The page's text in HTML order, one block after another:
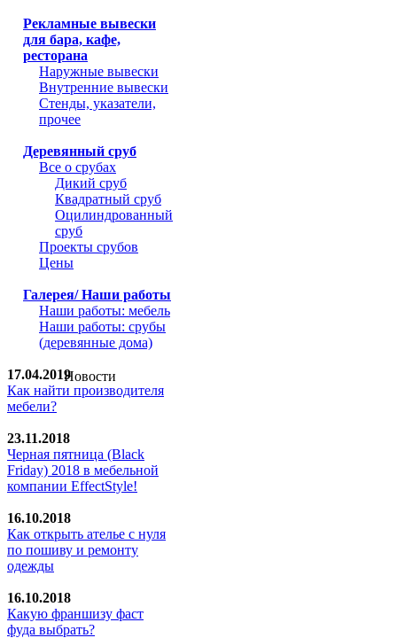
Рекламные вывески
для бара, кафе,
ресторана
Наружные вывески
Внутренние вывески
Стенды, указатели,
прочее
Деревянный сруб
Все о срубах
Дикий сруб
Квадратный сруб
Оцилиндрованный
сруб
Проекты срубов
Цены
Галерея/ Наши работы
Наши работы: мебель
Наши работы: срубы
(деревянные дома)
Новости
17.04.2019
Как найти производителя
мебели?
23.11.2018
Черная пятница (Black
Friday) 2018 в мебельной
компании EffectStyle!
16.10.2018
Как открыть ателье с нуля
по пошиву и ремонту
одежды
16.10.2018
Какую франшизу фаст
фуда выбрать?